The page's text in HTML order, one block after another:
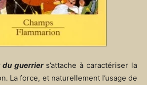
du guerriers’attache à caractériser la
La force, et naturellement l’usage de